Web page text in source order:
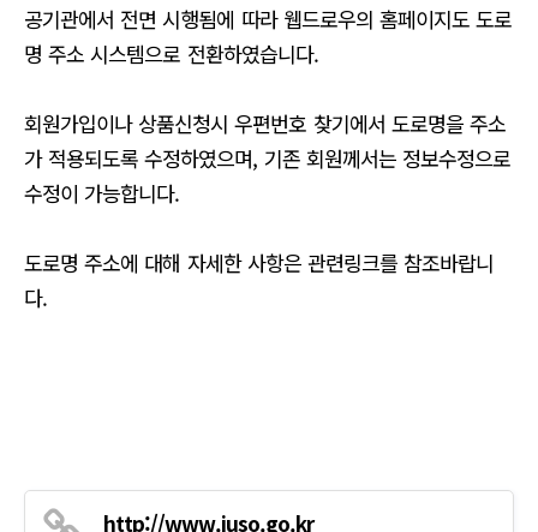
공기관에서 전면 시행됨에 따라 웹드로우의 홈페이지도 도로
명 주소 시스템으로 전환하였습니다.
회원가입이나 상품신청시 우편번호 찾기에서 도로명을 주소
가 적용되도록 수정하였으며, 기존 회원께서는 정보수정으로
수정이 가능합니다.
도로명 주소에 대해 자세한 사항은 관련링크를 참조바랍니
다.
http://www.juso.go.kr